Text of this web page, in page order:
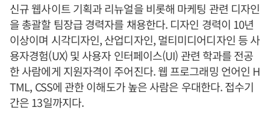
신규 웹사이트 기획과 리뉴얼을 비롯해 마케팅 관련 디자인
을 총괄할 팀장급 경력자를 채용한다. 디자인 경력이 10년
이상이며 시각디자인, 산업디자인, 멀티미디어디자인 등 사
용자경험(UX) 및 사용자 인터페이스(UI) 관련 학과를 전공
한 사람에게 지원자격이 주어진다. 웹 프로그래밍 언어인 H
TML, CSS에 관한 이해도가 높은 사람은 우대한다. 접수기
간은 13일까지다.